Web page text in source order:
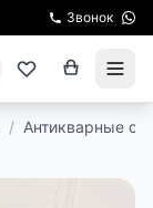
Звонок
/ Антикварные